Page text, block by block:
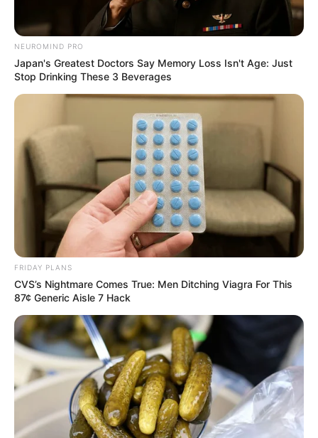
NEUROMIND PRO
Japan's Greatest Doctors Say Memory Loss Isn't Age: Just
Stop Drinking These 3 Beverages
FRIDAY PLANS
CVS’s Nightmare Comes True: Men Ditching Viagra For This
87¢ Generic Aisle 7 Hack